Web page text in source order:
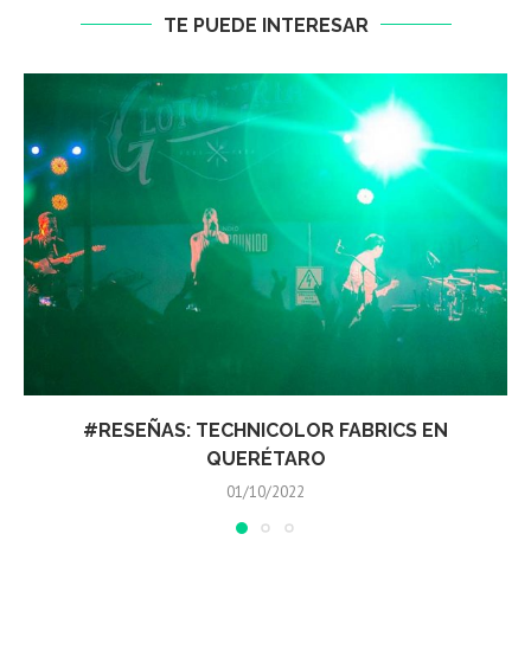
TE PUEDE INTERESAR
RESEÑAS: COMISARIO PANTERA EN QUERÉTARO
06/09/2022